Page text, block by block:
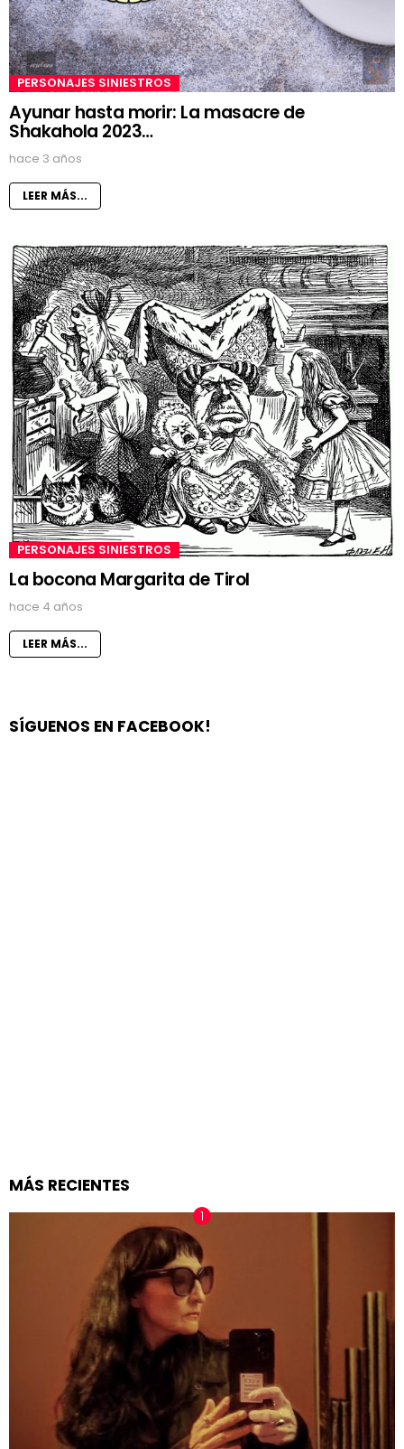
PERSONAJES SINIESTROS
Ayunar hasta morir: La masacre de
Shakahola 2023…
hace 3 años
LEER MÁS...
PERSONAJES SINIESTROS
La bocona Margarita de Tirol
hace 4 años
LEER MÁS...
SÍGUENOS EN FACEBOOK!
MÁS RECIENTES